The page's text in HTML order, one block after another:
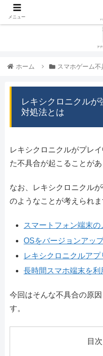
ホーム スマホゲーム不
レキシクロニクルが
対処法とは
レキシクロニクルがプレ
た不具合が起こることがあ
なお、レキシクロニクル
のようなことが考えられま
スマートフォン端末
OSをバージョンアッ
レキシクロニクルア
長時間スマホ端末を利
今回はそんな不具合の原
す。
目次
メニュー